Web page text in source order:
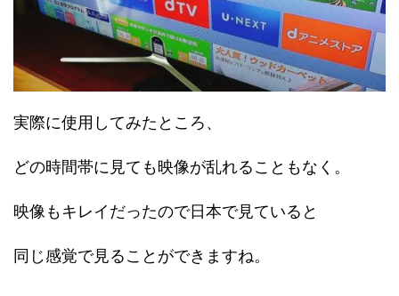
実際に使用してみたところ、
どの時間帯に見ても映像が乱れることもなく。
映像もキレイだったので日本で見ていると
同じ感覚で見ることができますね。